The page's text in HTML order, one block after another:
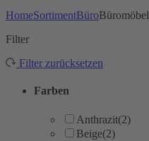
HomeSortimentBüroBüromöbel
Filter
Filter zurücksetzen
Farben
Anthrazit(2)
Beige(2)